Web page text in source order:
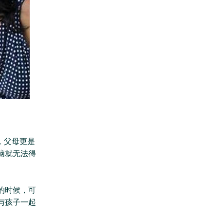
父母更是
就无法得
时候，可
孩子一起